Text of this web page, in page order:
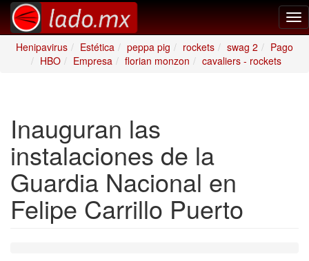
Henipavirus
Estética peppa pig rockets swag 2
Pago
HBO
Empresa florian monzon cavaliers - rockets
Inauguran las
instalaciones de la
Guardia Nacional en
Felipe Carrillo Puerto